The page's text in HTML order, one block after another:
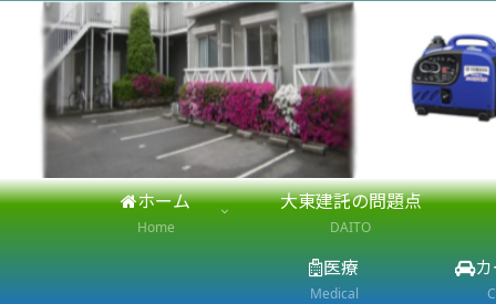
ホーム
Home
大東建託の問題点
DAITO
医療
Medical